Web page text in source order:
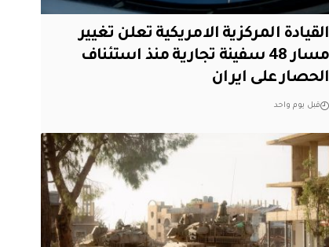
القيادة المركزية الامريكية تعلن تغيير
مسار 48 سفينة تجارية منذ استئناف
الحصار على ايران
قبل يوم واحد